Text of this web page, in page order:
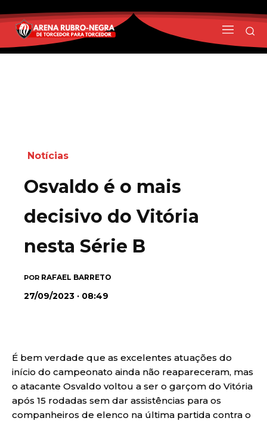
Notícias
Osvaldo é o mais
decisivo do Vitória
nesta Série B
POR RAFAEL BARRETO
27/09/2023 · 08:49
É bem verdade que as excelentes atuações do
início do campeonato ainda não reapareceram, mas
o atacante Osvaldo voltou a ser o garçom do Vitória
após 15 rodadas sem dar assistências para os
companheiros de elenco na última partida contra o